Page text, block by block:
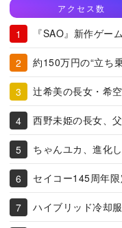
アクセス数
『SAO』新作ゲー
約150万円の“立ち
辻希美の長女・希
西野未姫の長女、
ちゃんユカ、進化
セイコー145周年
ハイブリッド冷却